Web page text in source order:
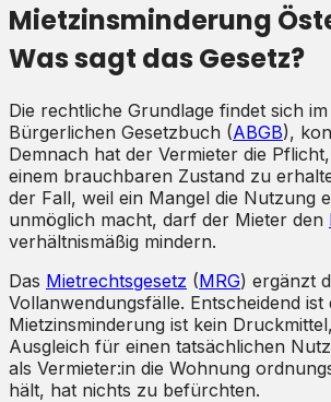
Mietzinsminderung
Was sagt das Gesetz?
Die rechtliche Grundlage findet sich
Bürgerlichen Gesetzbuch (ABGB),
Demnach hat der Vermieter die
einem brauchbaren Zustand zu
der Fall, weil ein Mangel die Nutzung
unmöglich macht, darf der Mieter den
verhältnismäßig mindern.
Das Mietrechtsgesetz (MRG) ergänzt
Vollanwendungsfälle. Entscheidend ist
Mietzinsminderung ist kein
Ausgleich für einen tatsächlichen
als Vermieter:in die Wohnung
hält, hat nichts zu befürchten.